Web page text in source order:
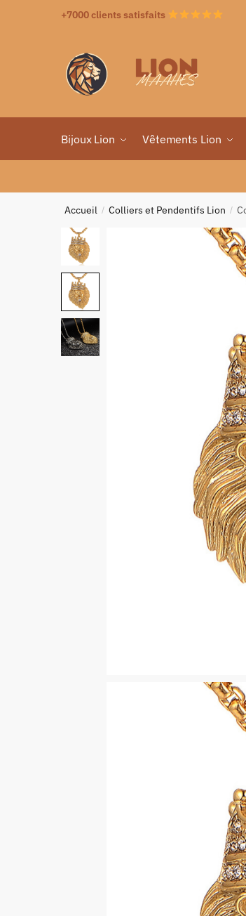
+7000 clients satisfaits
Bijoux Lion Vêtements Lion
Accueil / Colliers et Pendentifs Lion /